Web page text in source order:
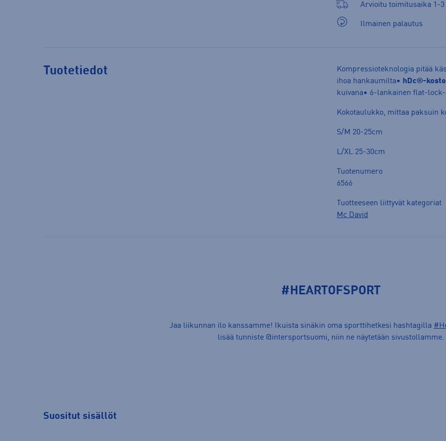
Arvioitu toimitusaika 1-3
Ilmainen palautus
Tuotetiedot
Kompressioteknologia pitää
ihoa hankaumilta• hDc®-
kuivana• 6-lankainen flat-
Kokotaulukko, mittaa paksuin
S/M 20-25cm
L/XL 25-30cm
Tuotenumero
6566
Tuotteeseen liittyvät kategoriat
Mc David
#HEARTOFSPORT
Jaa liikunnan ilo kanssamme! Ikuista sinäkin oma sporttihetkesi hashtagilla
lisää tunniste @intersportsuomi, niin ne näytetään sivustollamme.
Suositut sisällöt